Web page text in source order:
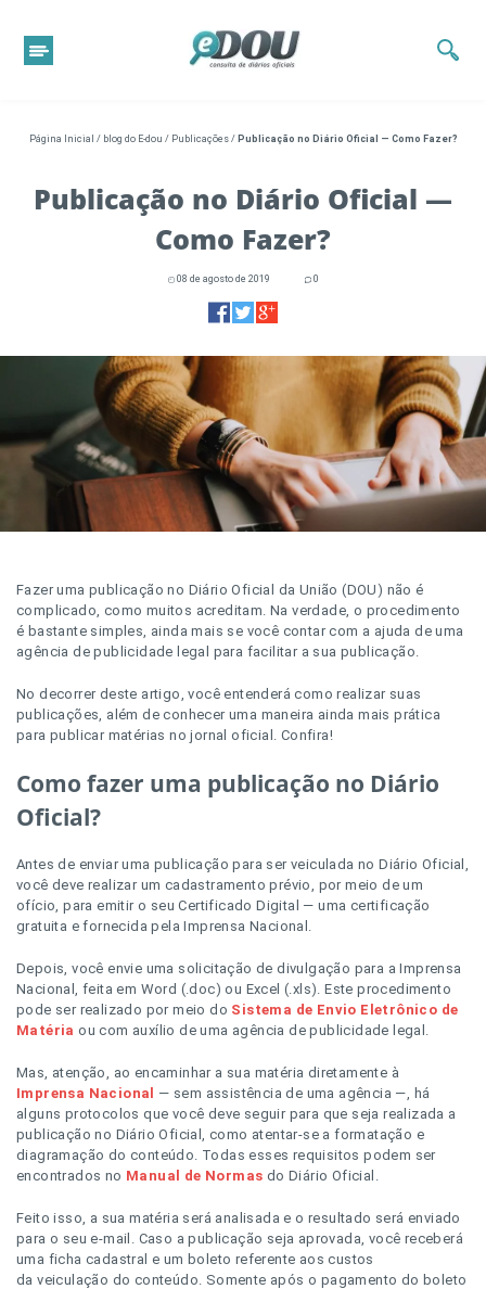
Página Inicial / blog do E-dou / Publicações/ Publicação no Diário Oficial — Como Fazer?
Publicação no Diário Oficial —
Como Fazer?
08 de agosto de 2019 0
Fazer uma publicação no Diário Oficial da União (DOU) não é
complicado, como muitos acreditam. Na verdade, o procedimento
é bastante simples, ainda mais se você contar com a ajuda de uma
agência de publicidade legal para facilitar a sua publicação.
No decorrer deste artigo, você entenderá como realizar suas
publicações, além de conhecer uma maneira ainda mais prática
para publicar matérias no jornal oficial. Confira!
Como fazer uma publicação no Diário
Oficial?
Antes de enviar uma publicação para ser veiculada no Diário Oficial,
você deve realizar um cadastramento prévio, por meio de um
ofício, para emitir o seu Certificado Digital — uma certificação
gratuita e fornecida pela Imprensa Nacional.
Depois, você envie uma solicitação de divulgação para a Imprensa
Nacional, feita em Word (.doc) ou Excel (.xls). Este procedimento
pode ser realizado por meio do Sistema de Envio Eletrônico de
Matéria ou com auxílio de uma agência de publicidade legal.
Mas, atenção, ao encaminhar a sua matéria diretamente à
Imprensa Nacional
— sem assistência de uma agência —, há
alguns protocolos que você deve seguir para que seja realizada a
publicação no Diário Oficial, como atentar-se a formatação e
diagramação do conteúdo. Todas esses requisitos podem ser
encontrados no Manual de Normas do Diário Oficial.
Feito isso, a sua matéria será analisada e o resultado será enviado
para o seu e-mail. Caso a publicação seja aprovada, você receberá
uma ficha cadastral e um boleto referente aos custos
da veiculação do conteúdo. Somente após o pagamento do boleto